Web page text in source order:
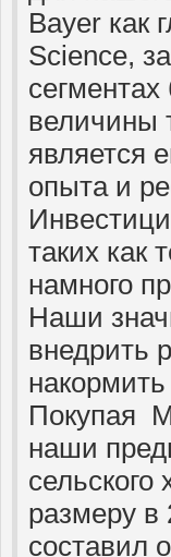
Bayer как
Science,
величины
является
опыта и
таких как
намного
Наши
внедрить
Покупая
наши
размеру в
составил